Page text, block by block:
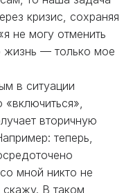
кризис, сохраняя
не могу отменить
жизнь — только мое
в ситуации
вторичную
теперь,
мной никто не
скажу. В таком